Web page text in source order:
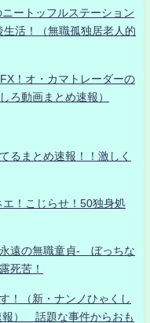
ートッフルステーション
活！（無職孤独居老人的
！オ・カマトレーダーの
動画まとめ速報）
るまとめ速報！！激しく
！こじらせ！50独身処
遠の無職童貞- ぼっちな
死苦！
！（新・ナンノひゃくし
報） 話題な事件からおも